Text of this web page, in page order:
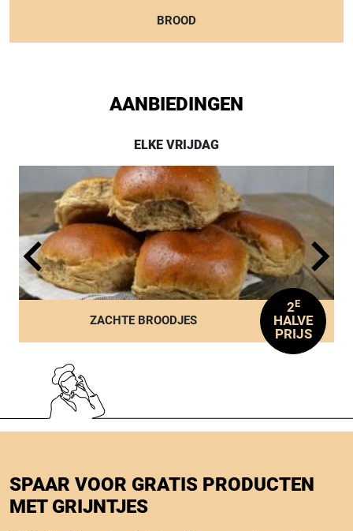
BROOD
AANBIEDINGEN
ELKE VRIJDAG
ZACHTE BROODJES
2E
HALVE
PRIJS
SPAAR VOOR GRATIS PRODUCTEN
MET GRIJNTJES